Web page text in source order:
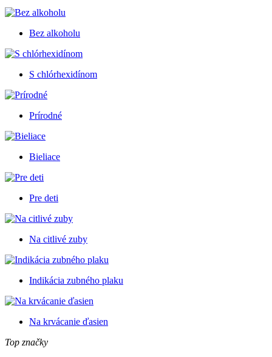
Bez alkoholu
S chlórhexidínom
Prírodné
Bieliace
Pre deti
Na citlivé zuby
Indikácia zubného plaku
Na krvácanie ďasien
Top značky